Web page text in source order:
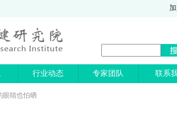
行业动态 专家团队 联系
眼睛也怕晒